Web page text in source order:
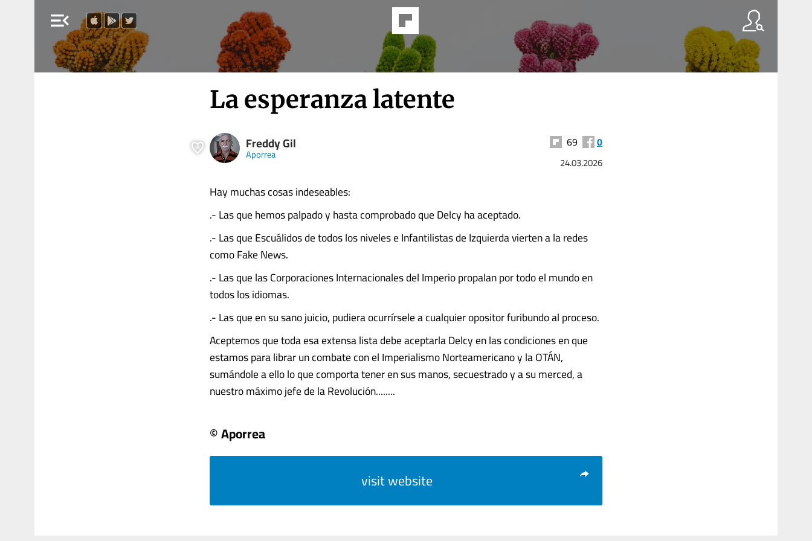
menu_open
La esperanza latente
Freddy Gil
Aporrea
69 0
24.03.2026
Hay muchas cosas indeseables:
.- Las que hemos palpado y hasta comprobado que Delcy ha aceptado.
.- Las que Escuálidos de todos los niveles e Infantilistas de Izquierda vierten a la redes
como Fake News.
.- Las que las Corporaciones Internacionales del Imperio propalan por todo el mundo en
todos los idiomas.
.- Las que en su sano juicio, pudiera ocurrírsele a cualquier opositor furibundo al proceso.
Aceptemos que toda esa extensa lista debe aceptarla Delcy en las condiciones en que
estamos para librar un combate con el Imperialismo Norteamericano y la OTÁN,
sumándole a ello lo que comporta tener en sus manos, secuestrado y a su merced, a
nuestro máximo jefe de la Revolución........
© Aporrea
visit website